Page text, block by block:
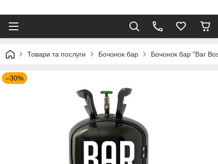
Товари та послуги Бочонок бар Бочонок бар "Bar
–30%